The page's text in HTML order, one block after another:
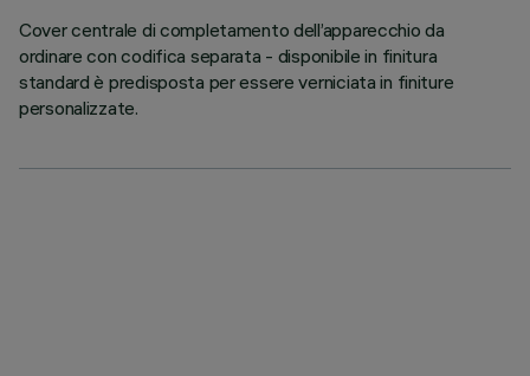
Cover centrale di completamento dell’apparecchio da
ordinare con codifica separata - disponibile in finitura
standard è predisposta per essere verniciata in finiture
personalizzate.